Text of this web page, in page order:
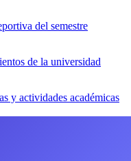
del semestre
de la universidad
y actividades académicas